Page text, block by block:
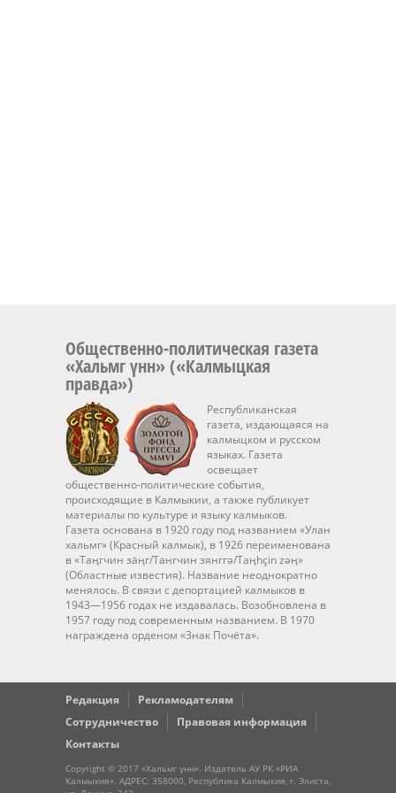
Общественно-политическая газета
«Хальмг үнн» («Калмыцкая
правда»)
Республиканская
газета, издающаяся на
калмыцком и русском
языках. Газета
освещает
общественно-политические события,
происходящие в Калмыкии, а также публикует
материалы по культуре и языку калмыков.
Газета основана в 1920 году под названием «Улан
хальмг» (Красный калмык), в 1926 переименована
в «Таңгчин зäңг/Тангчин зянггә/Taңhçin zәң»
(Областные известия). Название неоднократно
менялось. В связи с депортацией калмыков в
1943—1956 годах не издавалась. Возобновлена в
1957 году под современным названием. В 1970
награждена орденом «Знак Почёта».
Редакция
Рекламодателям
Сотрудничество
Правовая информация
Контакты
Copyright © 2017 «Хальмг үнн». Издатель АУ РК «РИА
Калмыкия». АДРЕС: 358000, Республика Калмыкия, г. Элиста,